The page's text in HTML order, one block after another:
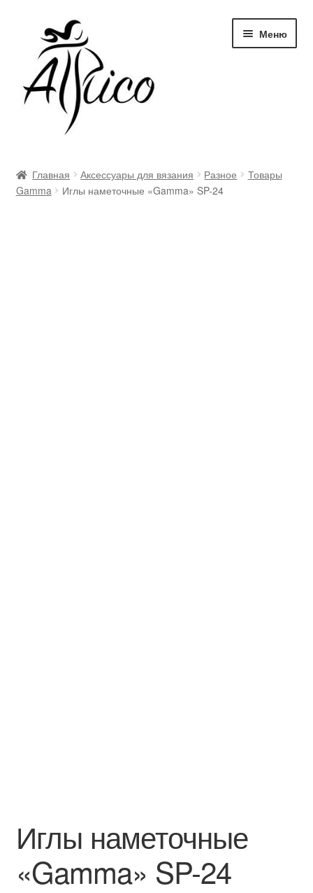
Перейти
навигации
Перейти
содержимому
Меню
Правила и условия
Главная Аксессуары для вязания Разное
Товары
Gamma
Иглы наметочные «Gamma» SP-24
Иглы наметочные
«Gamma» SP-24